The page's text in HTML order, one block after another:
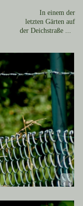
In einem der
letzten Gärten auf
der Deichstraße ...